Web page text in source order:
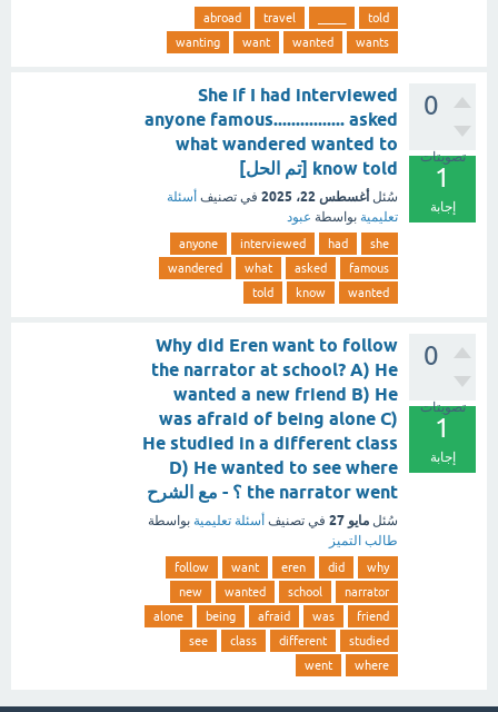
told
travel
abroad
wants
wanted
want
wanting
0
تصويتات
1
إجابة
She if I had interviewed
anyone famous................ asked
what wandered wanted to
know told [تم الحل]
سُئل أغسطس 22، 2025 في تصنيف أسئلة
تعليمية بواسطة عبود
she
had
interviewed
anyone
famous
asked
what
wandered
wanted
know
told
0
تصويتات
1
إجابة
Why did Eren want to follow
the narrator at school? A) He
wanted a new friend B) He
was afraid of being alone C)
He studied in a different class
D) He wanted to see where
the narrator went ؟ - مع الشرح
سُئل مايو 27 في تصنيف أسئلة تعليمية بواسطة
طالب التميز
why
did
eren
want
follow
narrator
school
wanted
new
friend
was
afraid
being
alone
studied
different
class
see
where
went